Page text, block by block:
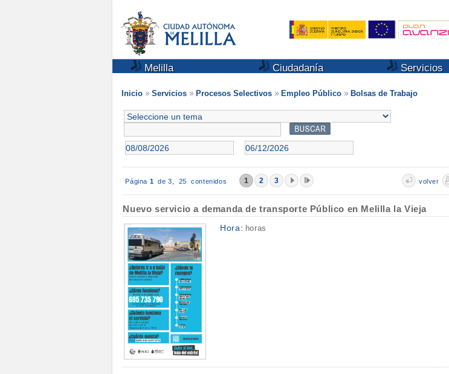
Melilla Ciudadanía Servicios
Inicio Servicios Procesos Selectivos Empleo Público Bolsas de Trabajo
Página 1 de 3, 25 contenidos 1 2 3 volver
Nuevo servicio a demanda de transporte Público en Melilla la Vieja
Hora: horas